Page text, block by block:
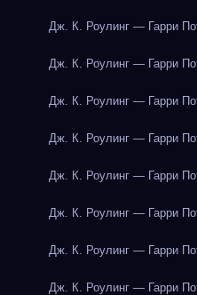
Дж. К. Роулинг — Гарри
Дж. К. Роулинг — Гарри
Дж. К. Роулинг — Гарри
Дж. К. Роулинг — Гарри
Дж. К. Роулинг — Гарри
Дж. К. Роулинг — Гарри
Дж. К. Роулинг — Гарри
Дж. К. Роулинг — Гарри